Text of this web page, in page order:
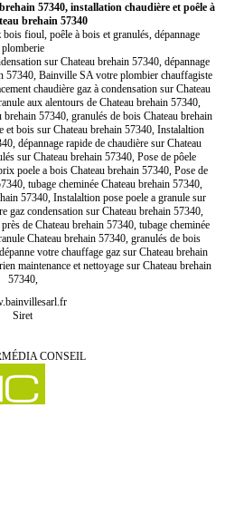
57340, installation chaudière et poêle à
brehain 57340
fioul, poêle à bois et granulés, dépannage
plomberie
sur Chateau brehain 57340, dépannage
57340, Bainville SA votre plombier chauffagiste
chaudière gaz à condensation sur Chateau
aux alentours de Chateau brehain 57340,
brehain 57340, granulés de bois Chateau brehain
et bois sur Chateau brehain 57340, Instalaltion
dépannage rapide de chaudière sur Chateau
sur Chateau brehain 57340, Pose de pôele
poele a bois Chateau brehain 57340, Pose de
tubage cheminée Chateau brehain 57340,
57340, Instalaltion pose poele a granule sur
gaz condensation sur Chateau brehain 57340,
de Chateau brehain 57340, tubage cheminée
Chateau brehain 57340, granulés de bois
votre chauffage gaz sur Chateau brehain
maintenance et nettoyage sur Chateau brehain
57340,
Siret
CONSEIL